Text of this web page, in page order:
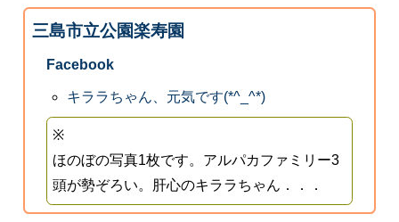
三島市立公園楽寿園
Facebook
キララちゃん、元気です(*^_^*)
※
ほのぼの写真1枚です。アルパカファミリー3
頭が勢ぞろい。肝心のキララちゃん．．．